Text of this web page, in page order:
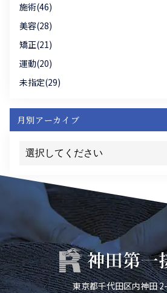
施術(46)
美容(28)
矯正(21)
運動(20)
未指定(29)
月別アーカイブ
東京都千代田区内神田